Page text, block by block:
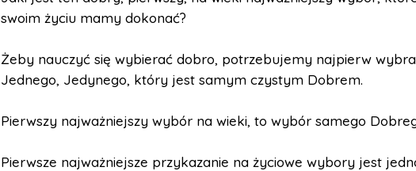
swoim życiu mamy dokonać?
Żeby nauczyć się wybierać dobro, potrzebujemy najpierw
Jednego, Jedynego, który jest samym czystym Dobrem.
Pierwszy najważniejszy wybór na wieki, to wybór samego
Pierwsze najważniejsze przykazanie na życiowe wybory jest